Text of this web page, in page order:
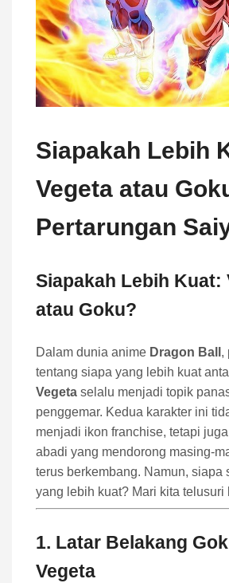
Siapakah Lebih
Vegeta atau
Pertarungan
Siapakah Lebih Kuat:
atau Goku?
Dalam dunia anime Dragon Ball ,
tentang siapa yang lebih kuat
Vegeta selalu menjadi topik
penggemar. Kedua karakter ini
menjadi ikon franchise, tetapi
abadi yang mendorong masing-
terus berkembang. Namun, siapa
yang lebih kuat? Mari kita telusuri
1. Latar Belakang
Vegeta